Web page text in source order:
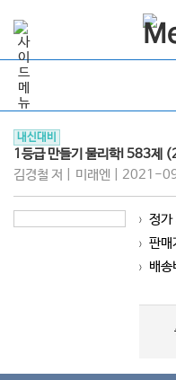
내신대비
1등급 만들기 물리학I 583제
김경철 저 | 미래엔 | 2021-
> 정가
> 판매
> 배송